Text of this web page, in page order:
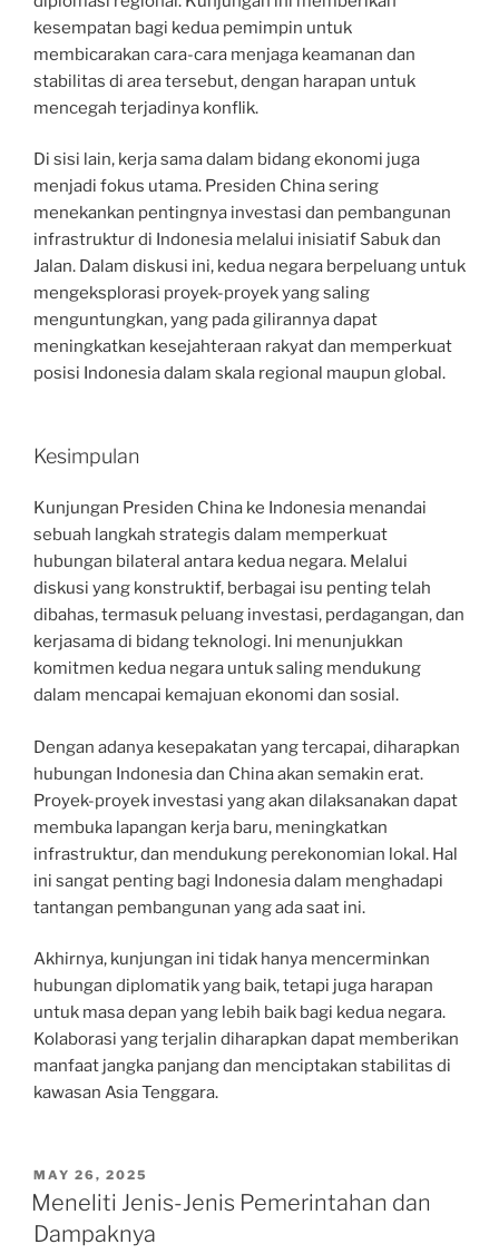
kesempatan bagi kedua pemimpin untuk
membicarakan cara-cara menjaga keamanan dan
stabilitas di area tersebut, dengan harapan untuk
mencegah terjadinya konflik.
Di sisi lain, kerja sama dalam bidang ekonomi juga
menjadi fokus utama. Presiden China sering
menekankan pentingnya investasi dan pembangunan
infrastruktur di Indonesia melalui inisiatif Sabuk dan
Jalan. Dalam diskusi ini, kedua negara berpeluang untuk
mengeksplorasi proyek-proyek yang saling
menguntungkan, yang pada gilirannya dapat
meningkatkan kesejahteraan rakyat dan memperkuat
posisi Indonesia dalam skala regional maupun global.
Kesimpulan
Kunjungan Presiden China ke Indonesia menandai
sebuah langkah strategis dalam memperkuat
hubungan bilateral antara kedua negara. Melalui
diskusi yang konstruktif, berbagai isu penting telah
dibahas, termasuk peluang investasi, perdagangan, dan
kerjasama di bidang teknologi. Ini menunjukkan
komitmen kedua negara untuk saling mendukung
dalam mencapai kemajuan ekonomi dan sosial.
Dengan adanya kesepakatan yang tercapai, diharapkan
hubungan Indonesia dan China akan semakin erat.
Proyek-proyek investasi yang akan dilaksanakan dapat
membuka lapangan kerja baru, meningkatkan
infrastruktur, dan mendukung perekonomian lokal. Hal
ini sangat penting bagi Indonesia dalam menghadapi
tantangan pembangunan yang ada saat ini.
Akhirnya, kunjungan ini tidak hanya mencerminkan
hubungan diplomatik yang baik, tetapi juga harapan
untuk masa depan yang lebih baik bagi kedua negara.
Kolaborasi yang terjalin diharapkan dapat memberikan
manfaat jangka panjang dan menciptakan stabilitas di
kawasan Asia Tenggara.
POSTED
ON
MAY 26, 2025
Meneliti Jenis-Jenis Pemerintahan dan
Dampaknya